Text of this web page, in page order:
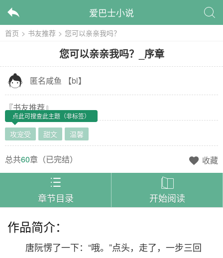
 爱巴士小说 
首页 > 书友推荐 > 您可以亲亲我吗？
您可以亲亲我吗？ 序章
 匿名咸鱼 【bl】
『书友推荐』
点此可搜查此主题（非标签）
攻宠受 甜文 温馨
总共60章（已完结）  收藏

章节目录

开始阅读
作品简介：
唐阮愣了一下：“哦。”点头，走了，一步三回